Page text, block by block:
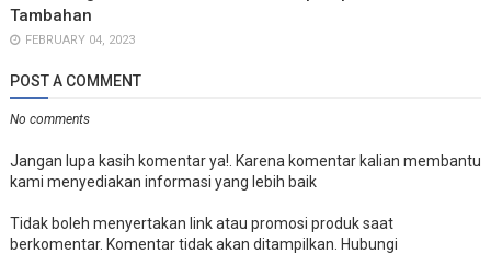
Tambahan
FEBRUARY 04, 2023
POST A COMMENT
No comments
Jangan lupa kasih komentar ya!. Karena komentar kalian membantu
kami menyediakan informasi yang lebih baik
Tidak boleh menyertakan link atau promosi produk saat
berkomentar. Komentar tidak akan ditampilkan. Hubungi